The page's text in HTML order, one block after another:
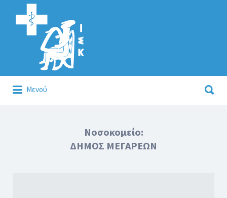
Αναζήτηση
για:
Μενού
για:
Νοσοκομείο:
ΔΗΜΟΣ ΜΕΓΑΡΕΩΝ